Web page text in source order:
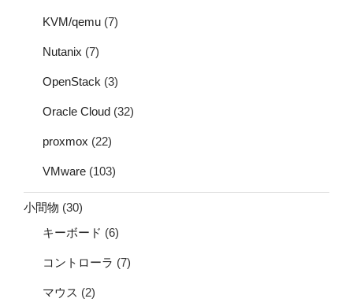
KVM/qemu (7)
Nutanix (7)
OpenStack (3)
Oracle Cloud (32)
proxmox (22)
VMware (103)
小間物 (30)
キーボード (6)
コントローラ (7)
マウス (2)